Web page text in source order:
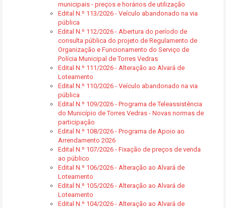
municipais - preços e horários de utilização
Edital N.º 113/2026 - Veículo abandonado na via
pública
Edital N.º 112/2026 - Abertura do período de
consulta pública do projeto de Regulamento de
Organização e Funcionamento do Serviço de
Polícia Municipal de Torres Vedras
Edital N.º 111/2026 - Alteração ao Alvará de
Loteamento
Edital N.º 110/2026 - Veículo abandonado na via
pública
Edital N.º 109/2026 - Programa de Teleassistência
do Município de Torres Vedras - Novas normas de
participação
Edital N.º 108/2026 - Programa de Apoio ao
Arrendamento 2026
Edital N.º 107/2026 - Fixação de preços de venda
ao público
Edital N.º 106/2026 - Alteração ao Alvará de
Loteamento
Edital N.º 105/2026 - Alteração ao Alvará de
Loteamento
Edital N.º 104/2026 - Alteração ao Alvará de